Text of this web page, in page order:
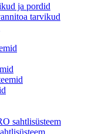
ja pordid
tarvikud
sahtlisüsteem